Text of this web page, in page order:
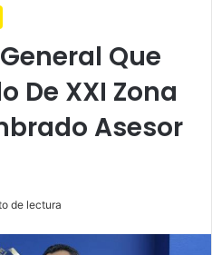
Que
De XXI Zona
Asesor
de lectura